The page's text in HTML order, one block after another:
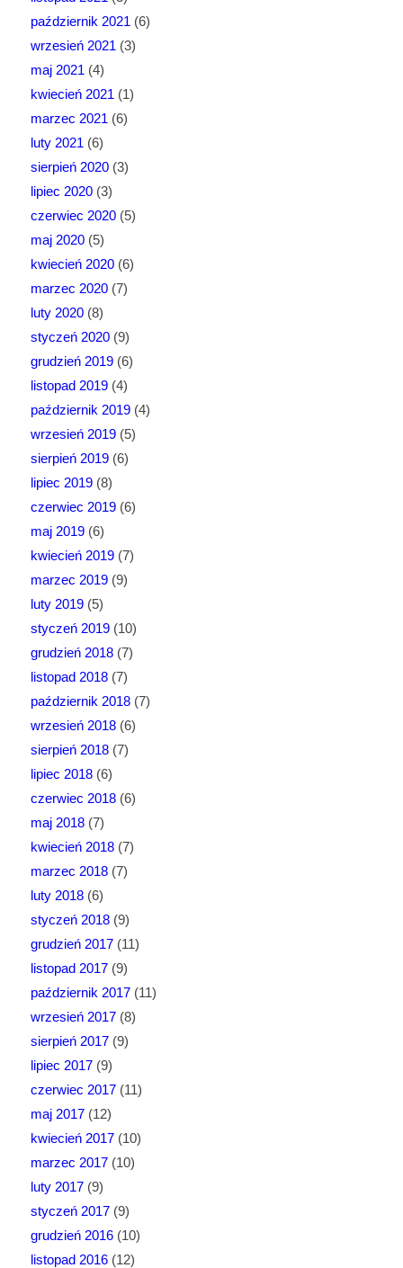
październik 2021 (6)
wrzesień 2021 (3)
maj 2021 (4)
kwiecień 2021 (1)
marzec 2021 (6)
luty 2021 (6)
sierpień 2020(3)
lipiec 2020(3)
czerwiec 2020(5)
maj 2020(5)
kwiecień 2020(6)
marzec 2020(7)
luty 2020(8)
styczeń 2020(9)
grudzień 2019(6)
listopad 2019(4)
październik 2019(4)
wrzesień 2019(5)
sierpień 2019(6)
lipiec 2019(8)
czerwiec 2019(6)
maj 2019(6)
kwiecień 2019(7)
marzec 2019(9)
luty 2019(5)
styczeń 2019(10)
grudzień 2018(7)
listopad 2018(7)
październik 2018(7)
wrzesień 2018(6)
sierpień 2018(7)
lipiec 2018(6)
czerwiec 2018(6)
maj 2018(7)
kwiecień 2018(7)
marzec 2018(7)
luty 2018(6)
styczeń 2018(9)
grudzień 2017(11)
listopad 2017(9)
październik 2017(11)
wrzesień 2017(8)
sierpień 2017(9)
lipiec 2017(9)
czerwiec 2017(11)
maj 2017(12)
kwiecień 2017(10)
marzec 2017(10)
luty 2017(9)
styczeń 2017(9)
grudzień 2016(10)
listopad 2016(12)